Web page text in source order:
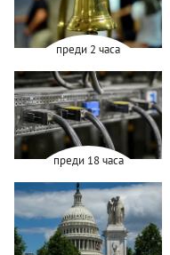
преди 2 часа
преди 18 часа